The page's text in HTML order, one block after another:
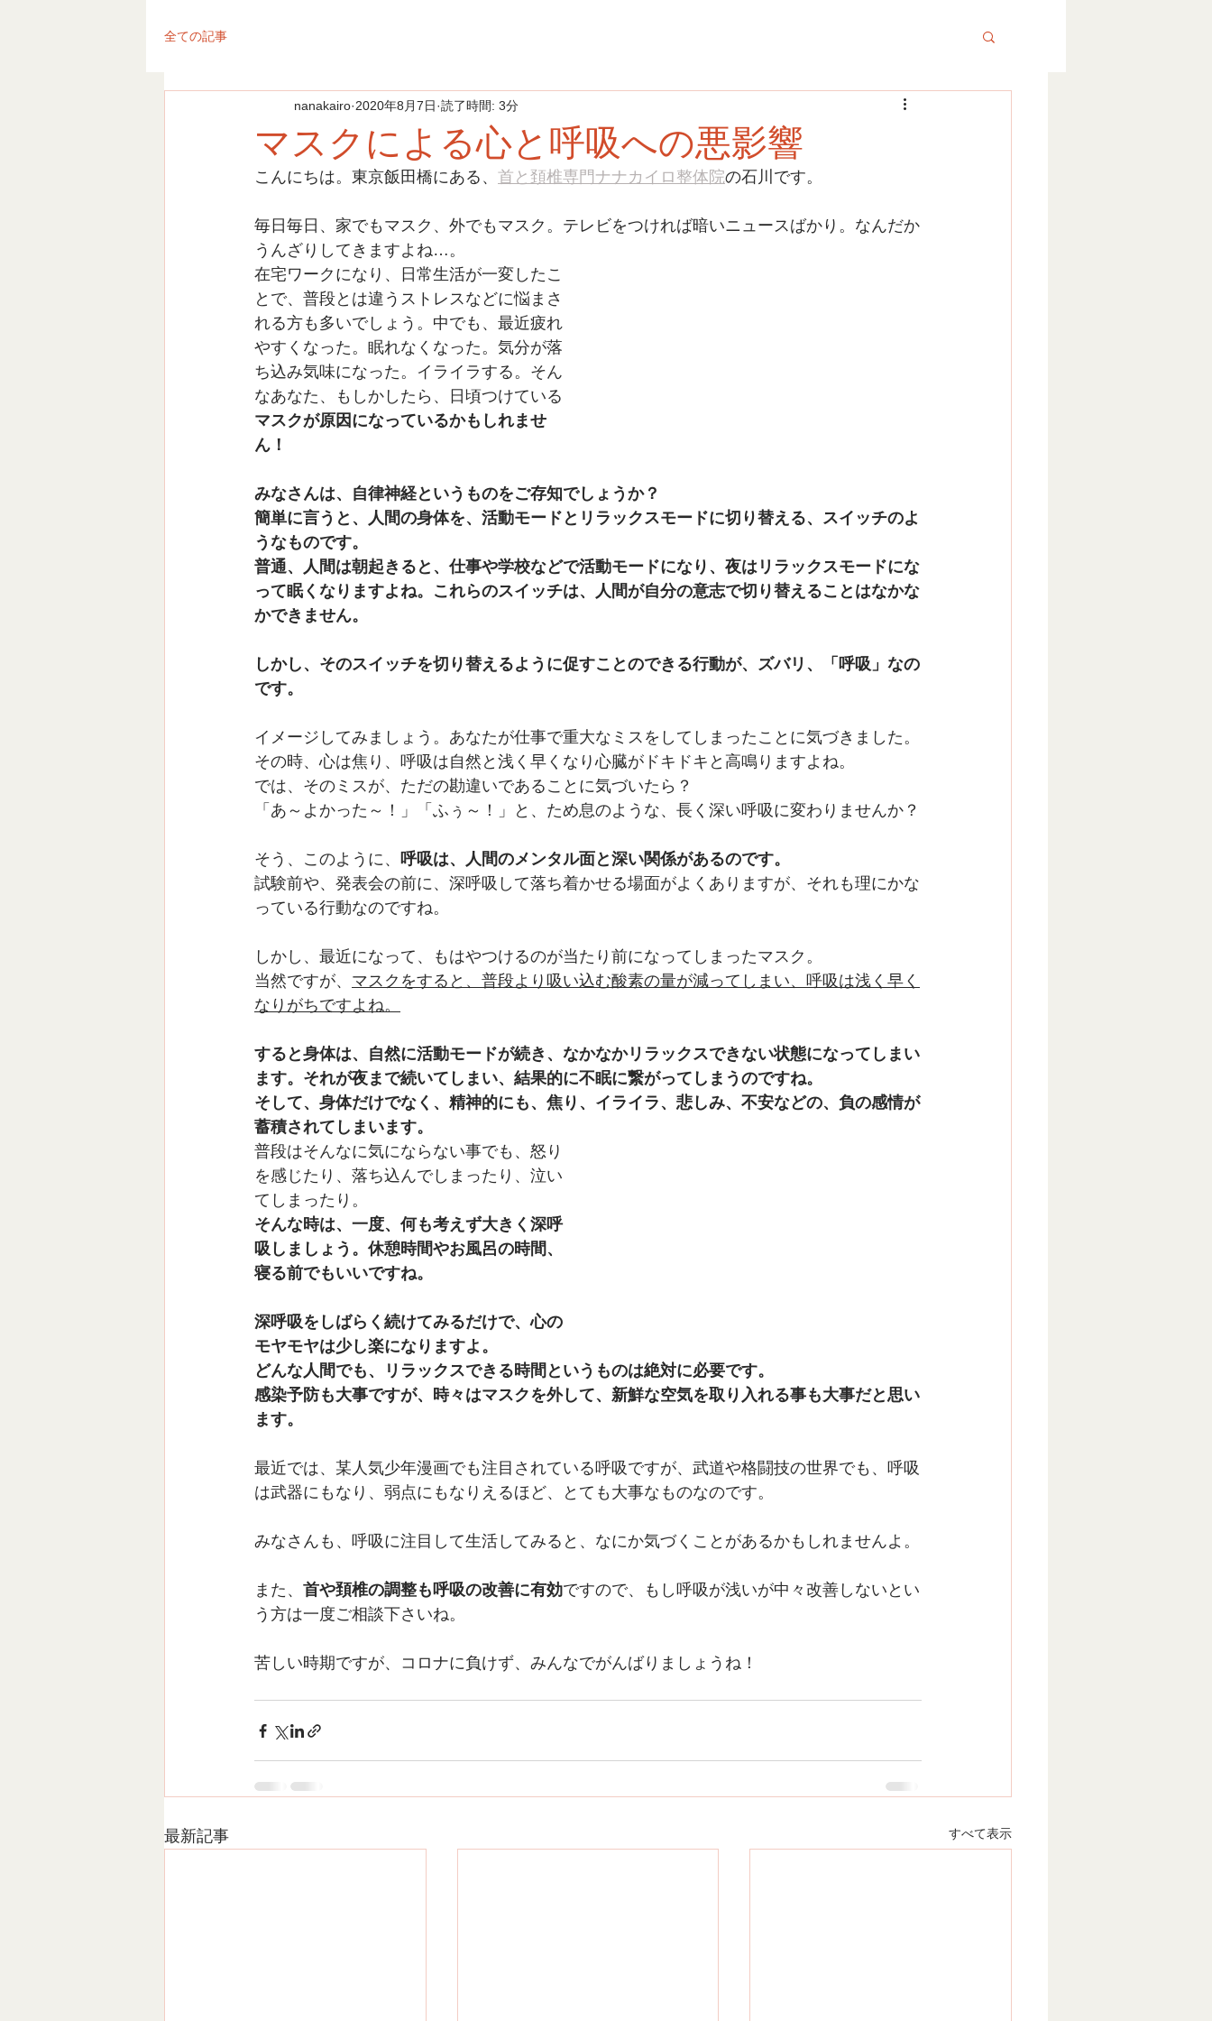
全ての記事
マスクによる心と呼吸への悪影響
nanakairo 2020年8月7日 読了時間: 3分
こんにちは。東京飯田橋にある、 首と頚椎専門ナナカイロ整体院の石川です。
毎日毎日、家でもマスク、外でもマスク。テレビをつければ暗いニュースばかり。なんだか
うんざりしてきますよね…。
在宅ワークになり、日常生活が一変したこ
とで、普段とは違うストレスなどに悩まさ
れる方も多いでしょう。中でも、最近疲れ
やすくなった。眠れなくなった。気分が落
ち込み気味になった。イライラする。そん
なあなた、もしかしたら、日頃つけている
マスクが原因になっているかもしれませ
ん！
みなさんは、自律神経というものをご存知でしょうか？
簡単に言うと、人間の身体を、活動モードとリラックスモードに切り替える、スイッチのよ
うなものです。
普通、人間は朝起きると、仕事や学校などで活動モードになり、夜はリラックスモードにな
って眠くなりますよね。これらのスイッチは、人間が自分の意志で切り替えることはなかな
かできません。
しかし、そのスイッチを切り替えるように促すことのできる行動が、ズバリ、「呼吸」なの
です。
イメージしてみましょう。あなたが仕事で重大なミスをしてしまったことに気づきました。
その時、心は焦り、呼吸は自然と浅く早くなり心臓がドキドキと高鳴りますよね。
では、そのミスが、ただの勘違いであることに気づいたら？
「あ～よかった～！」「ふぅ～！」と、ため息のような、長く深い呼吸に変わりませんか？
そう、このように、 呼吸は、人間のメンタル面と深い関係があるのです。
試験前や、発表会の前に、深呼吸して落ち着かせる場面がよくありますが、それも理にかな
っている行動なのですね。
しかし、最近になって、もはやつけるのが当たり前になってしまったマスク。
当然ですが、 マスクをすると、普段より吸い込む酸素の量が減ってしまい、呼吸は浅く早く
なりがちですよね。
すると身体は、自然に活動モードが続き、なかなかリラックスできない状態になってしまい
ます。それが夜まで続いてしまい、結果的に不眠に繋がってしまうのですね。
そして、身体だけでなく、精神的にも、焦り、イライラ、悲しみ、不安などの、負の感情が
蓄積されてしまいます。
普段はそんなに気にならない事でも、怒り
を感じたり、落ち込んでしまったり、泣い
てしまったり。
そんな時は、一度、何も考えず大きく深呼
吸しましょう。休憩時間やお風呂の時間、
寝る前でもいいですね。
深呼吸をしばらく続けてみるだけで、心の
モヤモヤは少し楽になりますよ。
どんな人間でも、リラックスできる時間というものは絶対に必要です。
感染予防も大事ですが、時々はマスクを外して、新鮮な空気を取り入れる事も大事だと思い
ます。
最近では、某人気少年漫画でも注目されている呼吸ですが、武道や格闘技の世界でも、呼吸
は武器にもなり、弱点にもなりえるほど、とても大事なものなのです。
みなさんも、呼吸に注目して生活してみると、なにか気づくことがあるかもしれませんよ。
また、 首や頚椎の調整も呼吸の改善に有効ですので、もし呼吸が浅いが中々改善しないとい
う方は一度ご相談下さいね。
苦しい時期ですが、コロナに負けず、みんなでがんばりましょうね！
最新記事 すべて表示